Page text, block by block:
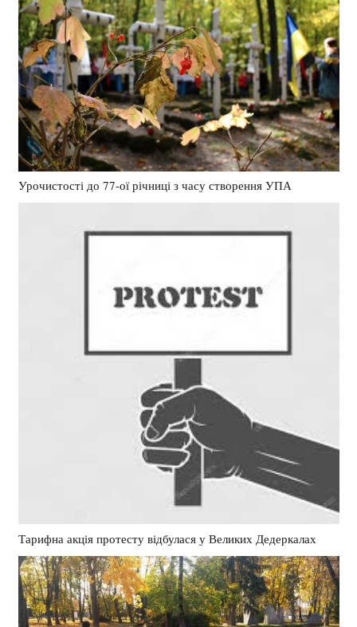
Урочистості до 77-ої річниці з часу створення УПА
Тарифна акція протесту відбулася у Великих Дедеркалах